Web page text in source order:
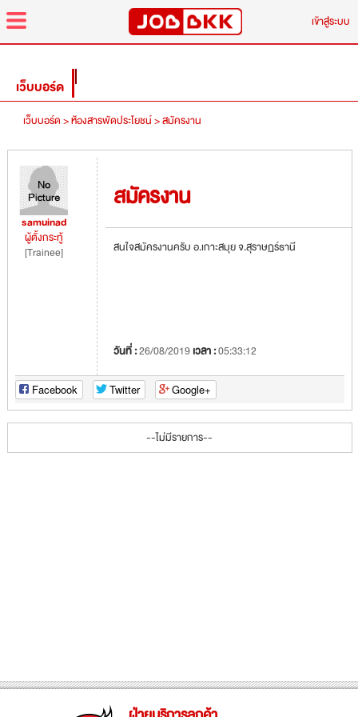
menu
เข้าสู่ระบบ
เว็บบอร์ด
เว็บบอร์ด >ห้องสารพัดประโยชน์ >สมัครงาน
samuinad
ผู้ตั้งกระทู้
[Trainee]
สมัครงาน
สนใจสมัครงานครับ อ.เกาะสมุย จ.สุราษฏร์ธานี
วันที่ :26/08/2019เวลา :05:33:12
Facebook Twitter Google+
--ไม่มีรายการ--